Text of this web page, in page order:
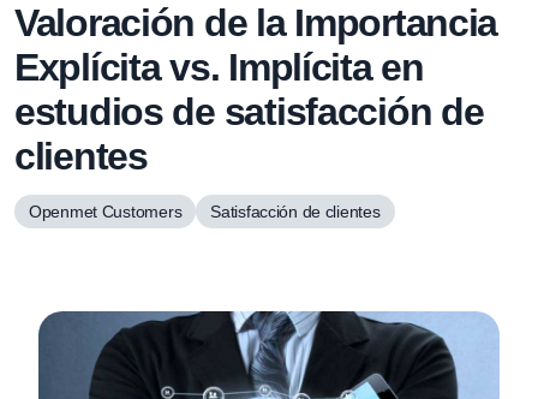
Valoración de la Importancia
Explícita vs. Implícita en
estudios de satisfacción de
clientes
Openmet Customers Satisfacción de clientes